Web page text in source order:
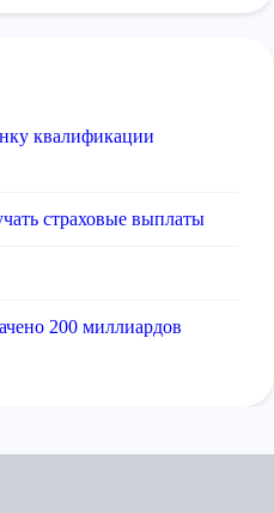
квалификации
страховые выплаты
200 миллиардов